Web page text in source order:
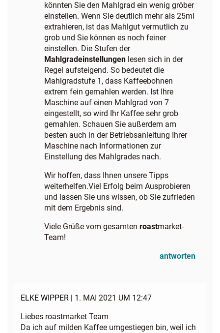
könnten Sie den Mahlgrad ein wenig gröber
einstellen. Wenn Sie deutlich mehr als 25ml
extrahieren, ist das Mahlgut vermutlich zu
grob und Sie können es noch feiner
einstellen. Die Stufen der
Mahlgradeinstellungenlesen sich in der
Regel aufsteigend. So bedeutet die
Mahlgradstufe 1, dass Kaffeebohnen
extrem fein gemahlen werden. Ist Ihre
Maschine auf einen Mahlgrad von 7
eingestellt, so wird Ihr Kaffee sehr grob
gemahlen. Schauen Sie außerdem am
besten auch in der Betriebsanleitung Ihrer
Maschine nach Informationen zur
Einstellung des Mahlgrades nach.
Wir hoffen, dass Ihnen unsere Tipps
weiterhelfen.Viel Erfolg beim Ausprobieren
und lassen Sie uns wissen, ob Sie zufrieden
mit dem Ergebnis sind.
Viele Grüße vom gesamten roastmarket-
Team!
antworten
ELKE WIPPER | 1. MAI 2021 UM 12:47
Liebes roastmarket Team
Da ich auf milden Kaffee umgestiegen bin, weil ich